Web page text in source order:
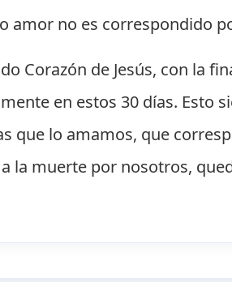
amor no es correspondido
Corazón de Jesús, con la
en estos 30 días. Esto
que lo amamos, que
la muerte por nosotros,